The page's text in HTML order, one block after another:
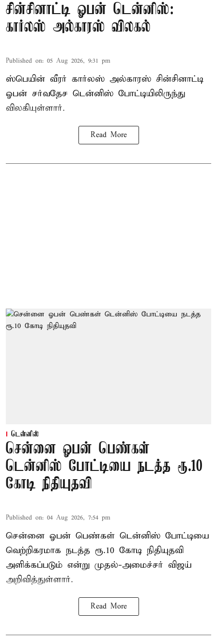
சின்சினாட்டி ஓபன் டென்னிஸ்:
கார்லஸ் அல்காரஸ் விலகல்
Published on: 05 Aug 2026, 9:31 pm
ஸ்பெயின் வீரர் கார்லஸ் அல்காரஸ் சின்சினாட்டி
ஓபன் சர்வதேச டென்னிஸ் போட்டியிலிருந்து
விலகியுள்ளார்.
Read More
டென்னிஸ்
சென்னை ஓபன் பெண்கள்
டென்னிஸ் போட்டியை நடத்த ரூ.10
கோடி நிதியுதவி
Published on: 04 Aug 2026, 7:54 pm
சென்னை ஓபன் பெண்கள் டென்னிஸ் போட்டியை
வெற்றிகரமாக நடத்த ரூ.10 கோடி நிதியுதவி
அளிக்கப்படும் என்று முதல்-அமைச்சர் விஜய்
அறிவித்துள்ளார்.
Read More